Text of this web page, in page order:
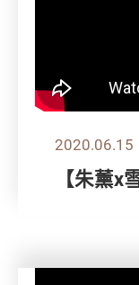
2020.06.15
【朱薰x